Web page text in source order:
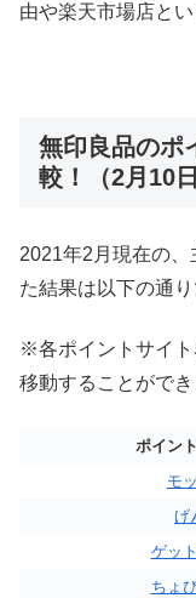
由や楽天市場店と
無印良品のポ
較！（2月10
2021年2月現在の
た結果は以下の通り
※各ポイントサイ
移動することができ
ポイン
モ
げ
ゲッ
ちょ